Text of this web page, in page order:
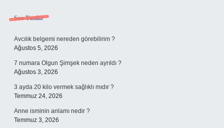
Sidebar
Son Yazılar
Avcılık belgemi nereden görebilirim ?
Ağustos 5, 2026
7 numara Olgun Şimşek neden ayrıldı ?
Ağustos 3, 2026
3 ayda 20 kilo vermek sağlıklı mıdır ?
Temmuz 24, 2026
Anne isminin anlamı nedir ?
Temmuz 3, 2026